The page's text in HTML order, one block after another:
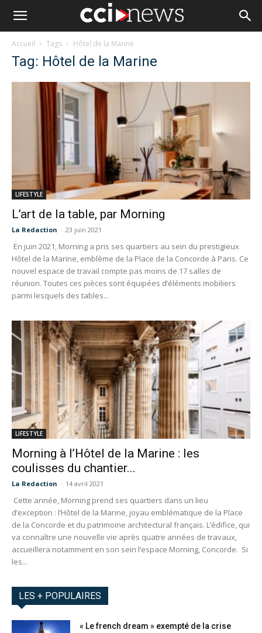
Accueil Tags Hôtel de la Marine
Tag: Hôtel de la Marine
LIFESTYLE
L’art de la table, par Morning
La Redaction - 23 juin 2021
En juin 2021, Morning a pris ses quartiers au sein du prestigieux
Hôtel de la Marine, emblème de la Place de la Concorde à Paris. Ce
nouvel espace de travail compte pas moins de 17 salles de
réunion. Toutes ces pièces sont équipées d’éléments mobiliers
parmi lesquels des tables...
LIFESTYLE
Morning à l’Hôtel de la Marine : les
coulisses du chantier...
La Redaction - 14 avril 2021
Cette année, Morning prend ses quartiers dans un lieu
d’exception : l’Hôtel de la Marine, joyau emblématique de la Place
de la Concorde et du patrimoine architectural français. L’édifice, qui
va connaître une nouvelle vie après quatre années de travaux,
accueillera notamment en son sein l’espace Morning, Concorde. Si
les...
LES + POPULAIRES
« Le french dream » exempté de la crise